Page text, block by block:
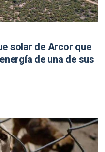
solar de Arcor que
de una de sus